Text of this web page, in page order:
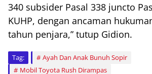
340 subsider Pasal 338 juncto
KUHP, dengan ancaman
tahun penjara,” tutup Gidion.
Tag:
Ayah Dan Anak Bunuh Sopir
Mobil Toyota Rush Dirampas